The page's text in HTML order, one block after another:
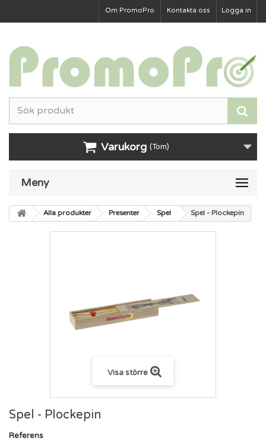
Logga in
Kontakta oss
Om PromoPro
Varukorg (Tom)
Meny
Alla produkter Presenter Spel Spel - Plockepin
Visa större
Spel - Plockepin
Referens